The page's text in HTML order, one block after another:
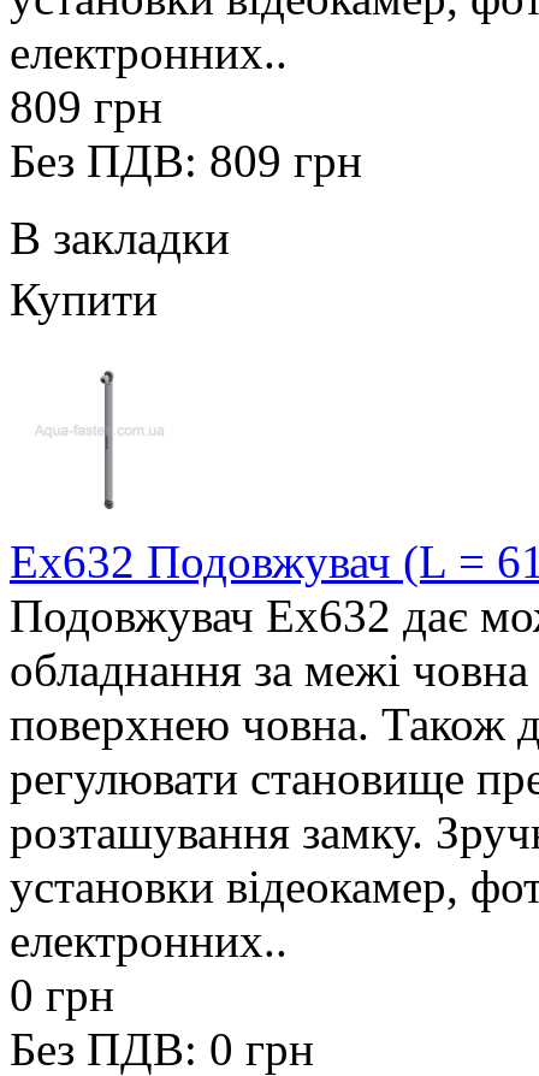
електронних..
809 грн
Без ПДВ: 809 грн
В закладки
Купити
Ex632 Подовжувач (L =
Подовжувач Ex632 дає
обладнання за межі
поверхнею човна. Також
регулювати становище
розташування замку.
установки відеокамер,
електронних..
0 грн
Без ПДВ: 0 грн